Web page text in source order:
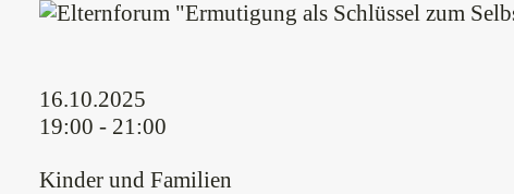
16.10.2025
19:00 - 21:00
Kinder und Familien